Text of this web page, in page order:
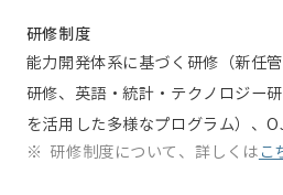
研修制度
能力開発体系に基づく研修（新任
研修、英語・統計・テクノロジー
を活用した多様なプログラム）、
※ 研修制度について、詳しくは こ